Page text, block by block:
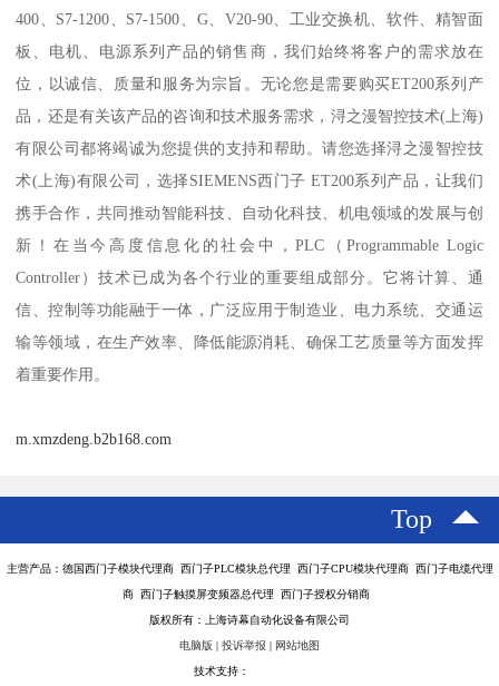
400、S7-1200、S7-1500、G、V20-90、工业交换机、软件、精智面
板、电机、电源系列产品的销售商，我们始终将客户的需求放在
位，以诚信、质量和服务为宗旨。无论您是需要购买ET200系列产
品，还是有关该产品的咨询和技术服务需求，浔之漫智控技术(上海)
有限公司都将竭诚为您提供的支持和帮助。请您选择浔之漫智控技
术(上海)有限公司，选择SIEMENS西门子 ET200系列产品，让我们
携手合作，共同推动智能科技、自动化科技、机电领域的发展与创
新！在当今高度信息化的社会中，PLC（Programmable Logic
Controller）技术已成为各个行业的重要组成部分。它将计算、通
信、控制等功能融于一体，广泛应用于制造业、电力系统、交通运
输等领域，在生产效率、降低能源消耗、确保工艺质量等方面发挥
着重要作用。
m.xmzdeng.b2b168.com
Top
主营产品：德国西门子模块代理商 西门子PLC模块总代理 西门子CPU模块代理商 西门子电缆代理
商 西门子触摸屏变频器总代理 西门子授权分销商
版权所有：上海诗幕自动化设备有限公司
电脑版 | 投诉举报 | 网站地图
技术支持：